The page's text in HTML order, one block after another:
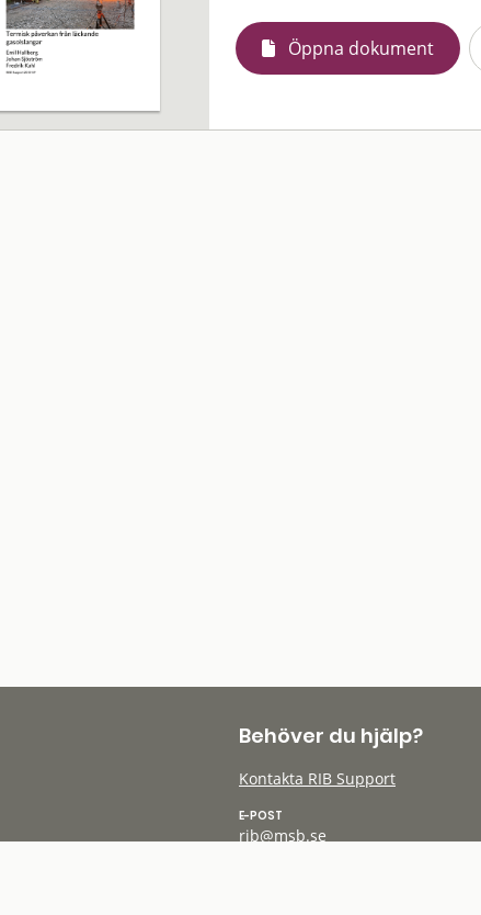
Öppna dokument
Behöver du hjälp?
Kontakta RIB Support
E-POST
rib@msb.se